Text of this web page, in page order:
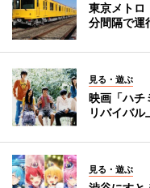
東京メト
分間隔で運
見る・遊ぶ
映画「ハチ
リバイバル
見る・遊ぶ